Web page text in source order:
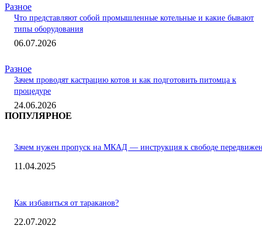
Разное
Что представляют собой промышленные котельные и какие бывают
типы оборудования
06.07.2026
Разное
Зачем проводят кастрацию котов и как подготовить питомца к
процедуре
24.06.2026
ПОПУЛЯРНОЕ
Зачем нужен пропуск на МКАД — инструкция к свободе
11.04.2025
Как избавиться от тараканов?
22.07.2022